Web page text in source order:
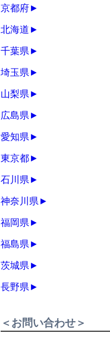
京都府►
北海道 ►
千葉県 ►
埼玉県 ►
山梨県 ►
広島県 ►
愛知県 ►
東京都►
石川県 ►
神奈川県 ►
福岡県 ►
福島県 ►
茨城県 ►
長野県 ►
＜お問い合わせ＞